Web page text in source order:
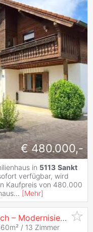
€ 480.000,-
in 5113 Sankt
verfügbar, wird
Kaufpreis von 480.000
... [Mehr]
4 Wohneinheiten unter einem Dach – Modernisiert & Provisionsfrei
/ 13 Zimmer